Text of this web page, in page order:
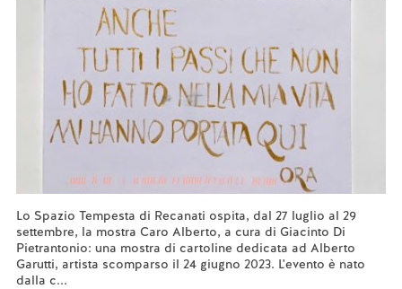
Lo Spazio Tempesta di Recanati ospita, dal 27 luglio al 29
settembre, la mostra Caro Alberto, a cura di Giacinto Di
Pietrantonio: una mostra di cartoline dedicata ad Alberto
Garutti, artista scomparso il 24 giugno 2023. L'evento è nato
dalla c...